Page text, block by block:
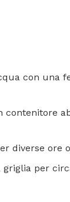
con una
diverse ore
griglia per